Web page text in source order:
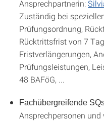
Ansprechpartnerin:
Zuständig bei
Prüfungsordnung,
Rücktrittsfrist von 7
Fristverlängerungen,
Prüfungsleistungen,
48 BAFöG, ...
Fachübergreifende
Ansprechpersonen